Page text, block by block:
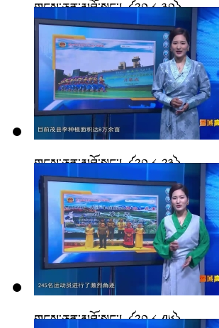
གངས་ཅན་མཐོ་སྒང་། ༼༢༠.༨.༣༠༽
གངས་ཅན་མཐོ་སྒང་། ༼༢༠.༨.༢༣༽
གངས་ཅན་མཐོ་སྒང་། ༼༢༠.༨.༡༦༽